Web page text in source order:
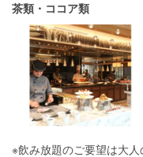
茶類・ココア類
※飲み放題のご要望は大人